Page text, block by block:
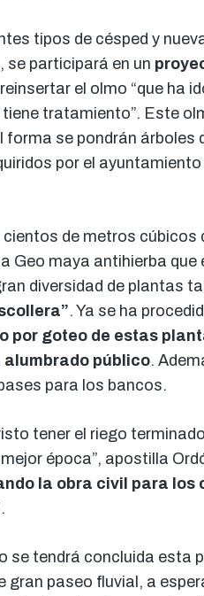
tipos de césped y
se participará en un
el olmo “que ha
tratamiento”. Este
se pondrán árboles
por el
de metros cúbicos
Geo maya antihierba
diversidad de plantas
. Ya se ha
por goteo de estas
público.
para los bancos.
tener el riego
época”, apostilla
la obra civil para
.
se tendrá concluida esta
gran paseo fluvial, a